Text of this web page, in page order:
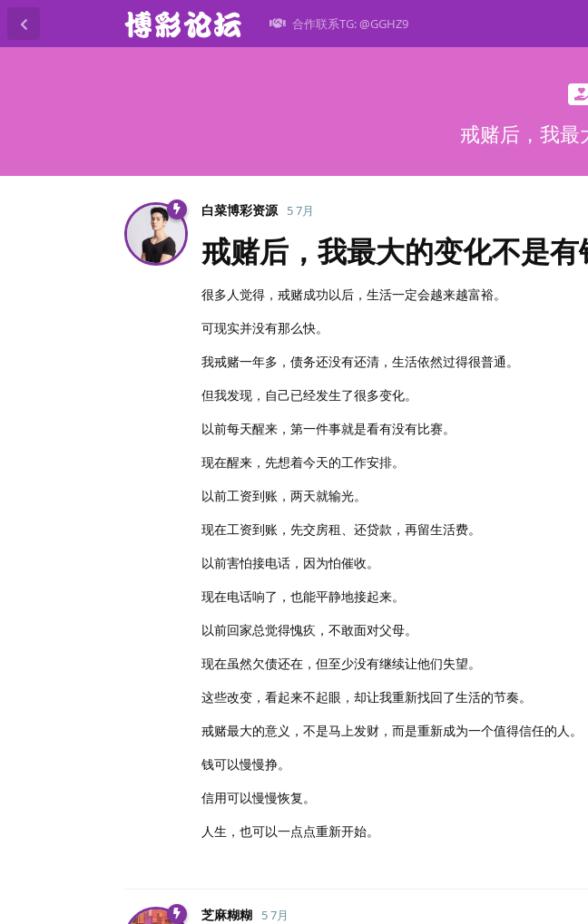
合作联系TG: @GGHZ9
戒赌后，我最
白菜博彩资源 5 7月
戒赌后，我最大的变化不是有
很多人觉得，戒赌成功以后，生活一定会越来越富裕。
可现实并没有那么快。
我戒赌一年多，债务还没有还清，生活依然过得很普通。
但我发现，自己已经发生了很多变化。
以前每天醒来，第一件事就是看有没有比赛。
现在醒来，先想着今天的工作安排。
以前工资到账，两天就输光。
现在工资到账，先交房租、还贷款，再留生活费。
以前害怕接电话，因为怕催收。
现在电话响了，也能平静地接起来。
以前回家总觉得愧疚，不敢面对父母。
现在虽然欠债还在，但至少没有继续让他们失望。
这些改变，看起来不起眼，却让我重新找回了生活的节奏。
戒赌最大的意义，不是马上发财，而是重新成为一个值得信任的人。
钱可以慢慢挣。
信用可以慢慢恢复。
人生，也可以一点点重新开始。
芝麻糊糊 5 7月